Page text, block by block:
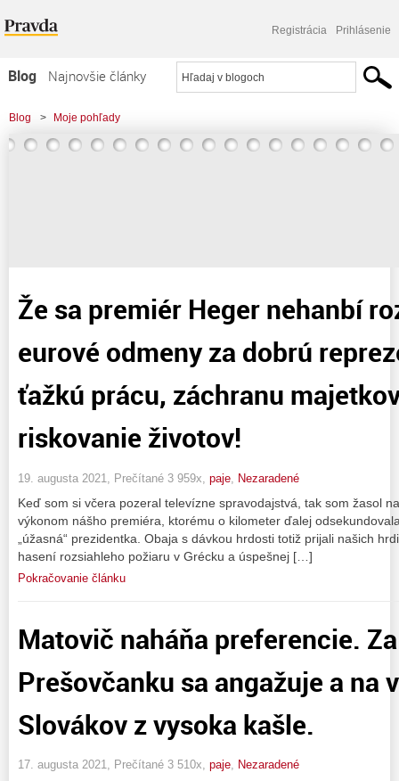
Registrácia Prihlásenie
Blog
Najnovšie články
Najčítanejšie články
Najkomentovanejšie články
Blog > Moje pohľady
Že sa premiér Heger nehanbí
eurové odmeny za dobrú
ťažkú prácu, záchranu
riskovanie životov!
19. augusta 2021, Prečítané 3 959x, paje Nezaradené
Keď som si včera pozeral televízne spravodajstvá, tak som žasol
výkonom nášho premiéra, ktorému o kilometer ďalej
„úžasná“ prezidentka. Obaja s dávkou hrdosti totiž prijali našich
hasení rozsiahleho požiaru v Grécku a úspešnej […]
Pokračovanie článku
Matovič naháňa preferencie.
Prešovčanku sa angažuje a na
Slovákov z vysoka kašle.
17. augusta 2021, Prečítané 3 510x, paje, Nezaradené